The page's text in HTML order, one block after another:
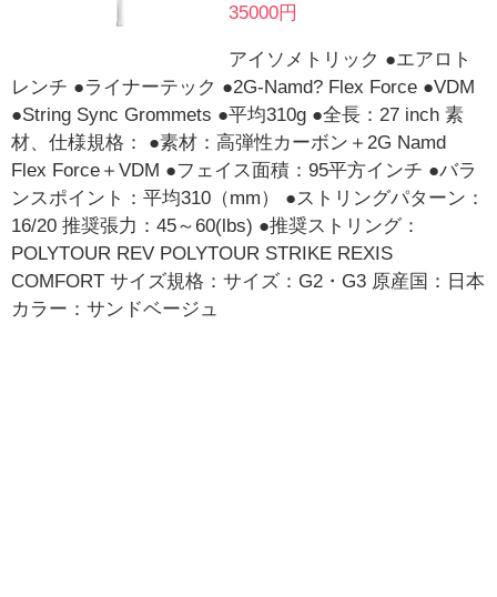
35000円
アイソメトリック ●エアロト
レンチ ●ライナーテック ●2G-Namd? Flex Force ●VDM
●String Sync Grommets ●平均310g ●全長：27 inch 素
材、仕様規格： ●素材：高弾性カーボン＋2G Namd
Flex Force＋VDM ●フェイス面積：95平方インチ ●バラ
ンスポイント：平均310（mm） ●ストリングパターン：
16/20 推奨張力：45～60(lbs) ●推奨ストリング：
POLYTOUR REV POLYTOUR STRIKE REXIS
COMFORT サイズ規格：サイズ：G2・G3 原産国：日本
カラー：サンドベージュ